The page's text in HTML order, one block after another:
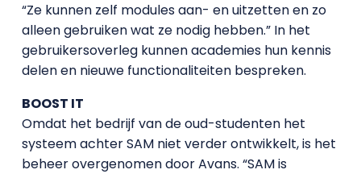
“Ze kunnen zelf modules aan- en uitzetten en zo
alleen gebruiken wat ze nodig hebben.” In het
gebruikersoverleg kunnen academies hun kennis
delen en nieuwe functionaliteiten bespreken.
BOOST IT
Omdat het bedrijf van de oud-studenten het
systeem achter SAM niet verder ontwikkelt, is het
beheer overgenomen door Avans. “SAM is